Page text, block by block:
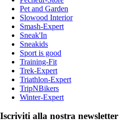
Pet and Garden
Slowood Interior
Smash-Expert
Sneak'In
Sneakids
Sport is good
Training-Fit
Trek-Expert
Triathlon-Expert
TripNBikers
Winter-Expert
Iscriviti alla nostra newsletter